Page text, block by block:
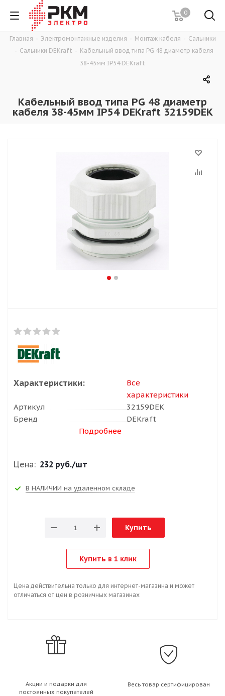
0
Главная - Электромонтажные изделия - Монтаж кабеля - Сальники
- Сальники DEKraft - Кабельный ввод типа PG 48 диаметр кабеля
38-45мм IP54 DEKraft
Кабельный ввод типа PG 48 диаметр
кабеля 38-45мм IP54 DEKraft 32159DEK
Характеристики:
Все
характеристики
Артикул
32159DEK
Бренд
DEKraft
Подробнее
Цена: 232 руб./шт
В НАЛИЧИИ на удаленном складе
Купить
Купить в 1 клик
Цена действительна только для интернет-магазина и может
отличаться от цен в розничных магазинах
Акции и подарки для
постоянных покупателей
Весь товар сертифицирован